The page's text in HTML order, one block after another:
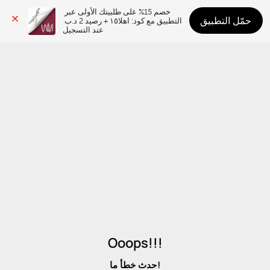
عند التسجيل
حمّل التطبيق
Ooops!!!
حدث خطأ ما!